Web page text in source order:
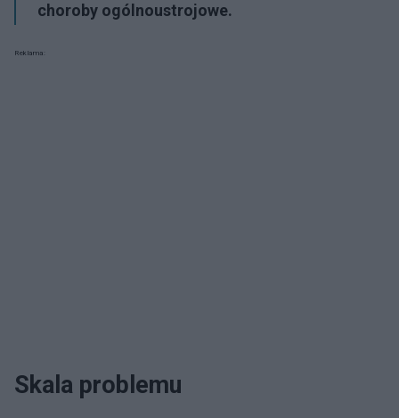
choroby ogólnoustrojowe.
Reklama:
Skala problemu